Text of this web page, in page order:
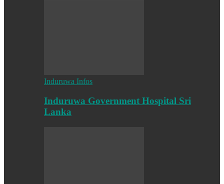
Induruwa Infos
Induruwa Government Hospital Sri
Lanka